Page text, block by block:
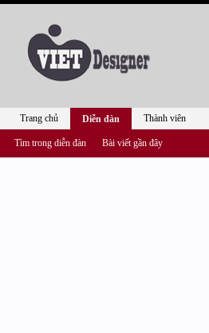
Trang chủ Diễn đàn
Tìm trong diễn đàn Bài viết gần đây
Thành viên